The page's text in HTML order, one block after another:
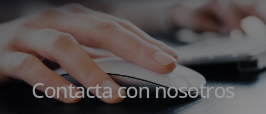
Contacta con nosotros